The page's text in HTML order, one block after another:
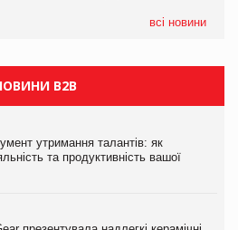
всі новини
B2B
утримання талантів: як
та продуктивність вашої